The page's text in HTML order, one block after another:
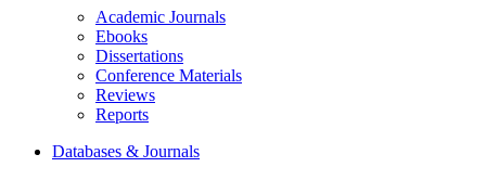
Academic Journals
Ebooks
Dissertations
Conference Materials
Reviews
Reports
Databases & Journals